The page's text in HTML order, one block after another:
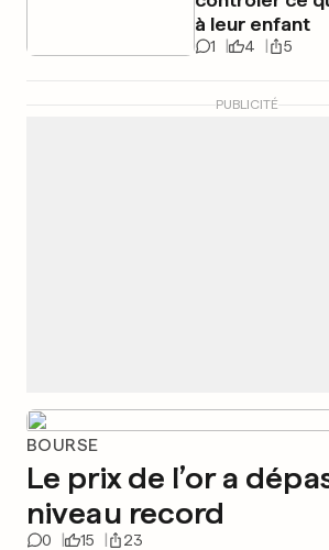
à leur enfant
1 4 5
PUBLICITÉ
BOURSE
Le prix de l’or a
niveau record
0 15 23